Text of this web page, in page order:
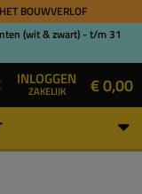
BOUWVERLOF
(wit & zwart) - t/m 31
INLOGGEN
ZAKELIJK € 0,00